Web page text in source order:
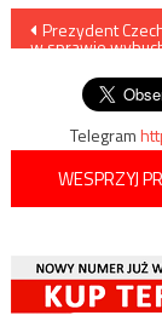
wpisu
Prezydent
w sprawie
Telegram
WESPRZYJ